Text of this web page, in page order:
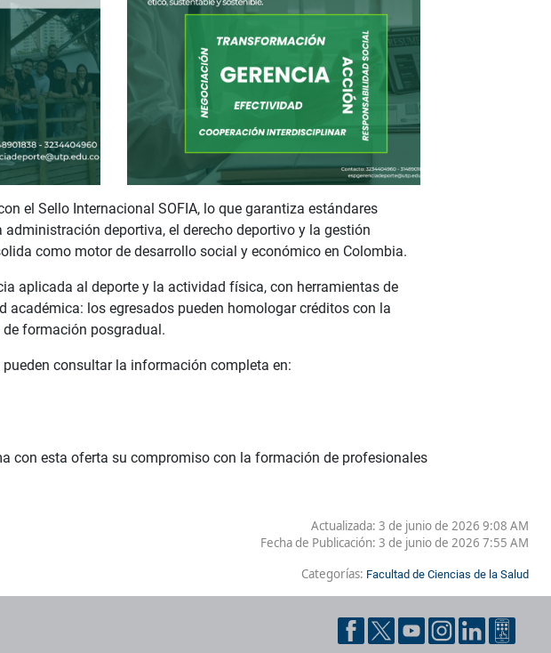
el Sello Internacional SOFIA, lo que garantiza estándares
deportiva, el derecho deportivo y la gestión
como motor de desarrollo social y económico en Colombia.
aplicada al deporte y la actividad física, con herramientas de
los egresados pueden homologar créditos con la
formación posgradual.
consultar la información completa en:
con esta oferta su compromiso con la formación de profesionales
Actualizada: 3 de junio de 2026 9:08 AM
Fecha de Publicación: 3 de junio de 2026 7:55 AM
Categorías: Facultad de Ciencias de la Salud